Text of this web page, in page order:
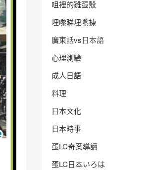
咀裡的雞蛋殼
埋嚟睇埋嚟揀
廣東話vs日本語
心理測驗
成人日語
料理
日本文化
日本時事
蛋LC奇案導讀
蛋LC日本いろは